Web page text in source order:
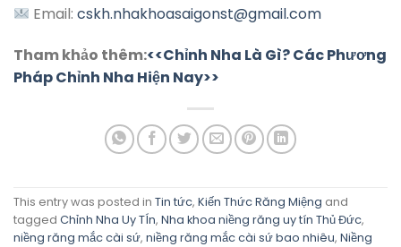
Email: cskh.nhakhoasaigonst@gmail.com
Tham khảo thêm:<<Chỉnh Nha Là Gì? Các Phương
Pháp Chỉnh Nha Hiện Nay>>
This entry was posted in Tin tức, Kiến Thức Răng Miệng and
tagged Chỉnh Nha Uy TÍn, Nha khoa niềng răng uy tín Thủ Đức,
niềng răng mắc cài sứ, niềng răng mắc cài sứ bao nhiêu, Niềng